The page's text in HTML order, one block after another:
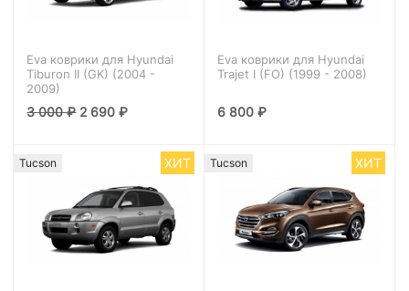
Eva коврики для Hyundai
Tiburon II (GK) (2004 -
2009)
3 000₽ 2 690₽
Eva коврики для Hyundai
Trajet I (FO) (‎1999 - 2008)
6 800₽
Tucson ХИТ Tucson ХИТ